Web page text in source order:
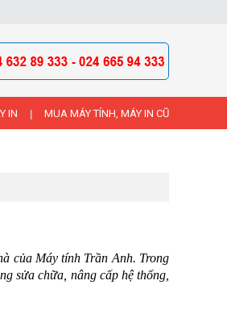
IN MUA MÁY TÍNH, MÁY IN CŨ
của Máy tính Trần Anh. Trong
sửa chữa, nâng cấp hệ thống,